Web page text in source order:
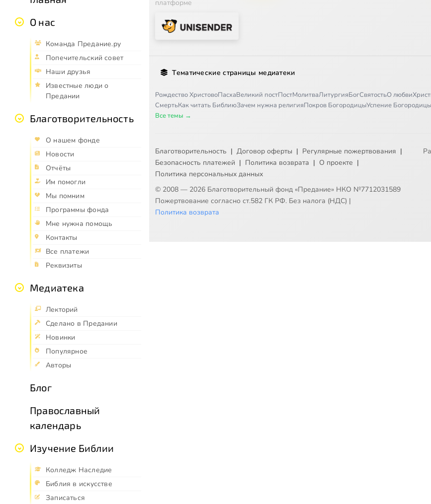
О нас
Команда Предание.ру
Попечительский совет
Наши друзья
Известные люди о
Предании
Благотворительность
О нашем фонде
Новости
Отчёты
Им помогли
Мы помним
Программы фонда
Мне нужна помощь
Контакты
Все платежи
Реквизиты
Медиатека
Лекторий
Сделано в Предании
Новинки
Популярное
Авторы
Блог
Православный
календарь
Изучение Библии
Колледж Наследие
Библия в искусстве
Записаться
платформе
Тематические страницы медиатеки
Рождество ХристовоПасхаВеликий постПостМолитваЛитургияБогСвятостьО любви
СмертьКак читать БиблиюЗачем нужна религияПокров БогородицыУспение Богородицы
Все темы →
Благотворительность | Договор оферты | Регулярные пожертвования |
Безопасность платежей | Политика возврата | О проекте |
Политика персональных данных
© 2008 — 2026 Благотворительный фонд «Предание» НКО №7712031589
Пожертвование согласно ст.582 ГК РФ. Без налога (НДС) |
Политика возврата